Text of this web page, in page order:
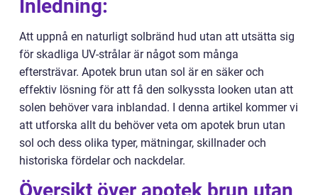
Inledning:
Att uppnå en naturligt solbränd hud utan att utsätta sig
för skadliga UV-strålar är något som många
eftersträvar. Apotek brun utan sol är en säker och
effektiv lösning för att få den solkyssta looken utan att
solen behöver vara inblandad. I denna artikel kommer vi
att utforska allt du behöver veta om apotek brun utan
sol och dess olika typer, mätningar, skillnader och
historiska fördelar och nackdelar.